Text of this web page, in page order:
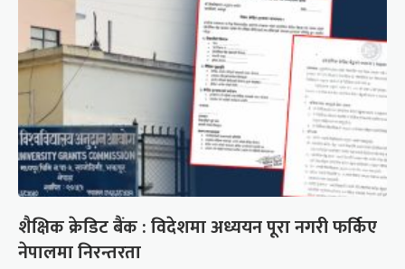
शैक्षिक क्रेडिट बैंक : विदेशमा अध्ययन पूरा नगरी फर्किए
नेपालमा निरन्तरता